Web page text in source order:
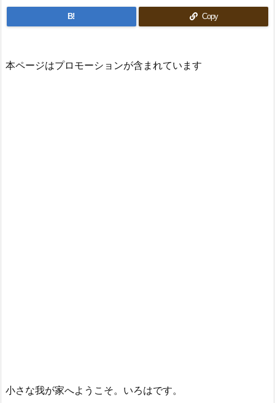
B! Copy
本ページはプロモーションが含まれています
小さな我が家へようこそ。いろはです。